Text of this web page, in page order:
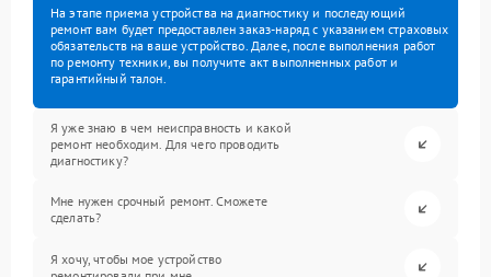
На этапе приема устройства на диагностику и последующий
ремонт вам будет предоставлен заказ-наряд с указанием страховых
обязательств на ваше устройство. Далее, после выполнения работ
по ремонту техники, вы получите акт выполненных работ и
гарантийный талон.
Я уже знаю в чем неисправность и какой
ремонт необходим. Для чего проводить
диагностику?
Мне нужен срочный ремонт. Сможете
сделать?
Я хочу, чтобы мое устройство